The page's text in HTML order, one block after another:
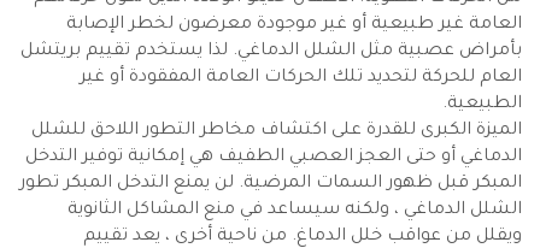
العامة غير طبيعية أو غير موجودة معرضون لخطر الإصابة
بأمراض عصبية مثل الشلل الدماغي. لذا يستخدم تقييم بريتشل
العام للحركة لتحديد تلك الحركات العامة المفقودة أو غير
الطبيعية.
الميزة الكبرى للقدرة على اكتشاف مخاطر التطور اللاحق للشلل
الدماغي أو حتى العجز العصبي الطفيف هي إمكانية توفير التدخل
المبكر قبل ظهور السمات المرضية. لن يمنع التدخل المبكر تطور
الشلل الدماغي ، ولكنه سيساعد في منع المشاكل الثانوية
ويقلل من عواقب خلل الدماغ. من ناحية أخرى ، يعد تقييم